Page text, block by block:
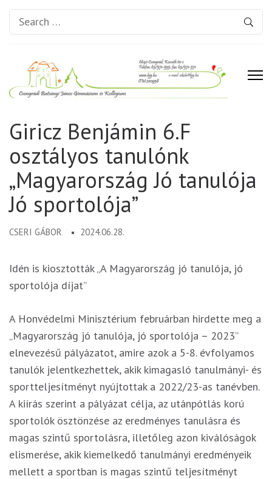
Search
for:
Gimnázium és Kollégium
Giricz Benjámin 6.F
osztályos tanulónk
„Magyarország Jó tanulója
Jó sportolója”
CSERI GÁBOR 2024.06.28.
Idén is kiosztották „A Magyarország jó tanulója, jó
sportolója díjat”
A Honvédelmi Minisztérium februárban hirdette meg a
„Magyarország jó tanulója, jó sportolója – 2023”
elnevezésű pályázatot, amire azok a 5-8. évfolyamos
tanulók jelentkezhettek, akik kimagasló tanulmányi- és
sportteljesítményt nyújtottak a 2022/23-as tanévben.
A kiírás szerint a pályázat célja, az utánpótlás korú
sportolók ösztönzése az eredményes tanulásra és
magas szintű sportolásra, illetőleg azon kiválóságok
elismerése, akik kiemelkedő tanulmányi eredményeik
mellett a sportban is magas szintű teljesítményt